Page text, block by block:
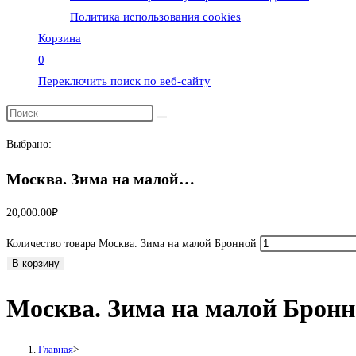
Политика использования cookies
Корзина
0
Переключить поиск по веб-сайту
Выбрано:
Москва. Зима на малой…
20,000.00₽
Количество товара Москва. Зима на малой Бронной
В корзину
Москва. Зима на малой
Главная>